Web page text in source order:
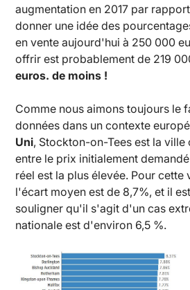
augmentation en 2017 par
donner une idée des
en vente aujourd'hui à 250 000
offrir est probablement de 219
euros. de moins !
Comme nous aimons toujours le
données dans un contexte
Uni, Stockton-on-Tees est la
entre le prix initialement
réel est la plus élevée. Pour cette
l'écart moyen est de 8,7%, et il
souligner qu'il s'agit d'un cas
nationale est d'environ 6,5 %.